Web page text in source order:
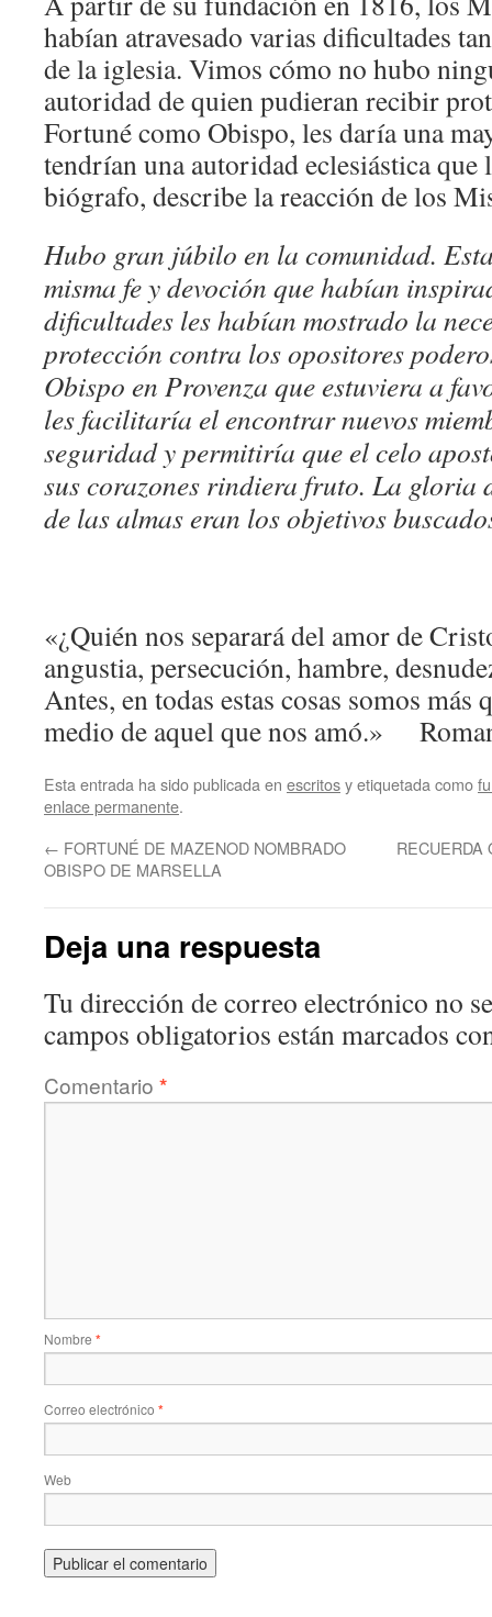
habían atravesado varias dificultades
de la iglesia. Vimos cómo no hubo
autoridad de quien pudieran recibir
Fortuné como Obispo, les daría una
tendrían una autoridad eclesiástica que
biógrafo, describe la reacción de los
Hubo gran júbilo en la comunidad.
misma fe y devoción que habían
dificultades les habían mostrado la
protección contra los opositores
Obispo en Provenza que estuviera a
les facilitaría el encontrar nuevos
seguridad y permitiría que el celo
sus corazones rindiera fruto. La gloria
de las almas eran los objetivos
«¿Quién nos separará del amor de
angustia, persecución, hambre,
Antes, en todas estas cosas somos más
medio de aquel que nos amó.»
Esta entrada ha sido publicada en escritosy etiquetada como
enlace permanente.
← FORTUNÉ DE MAZENOD NOMBRADO
OBISPO DE MARSELLA
RECUERDA
Deja una respuesta
Tu dirección de correo electrónico no
campos obligatorios están marcados
Comentario *
Nombre *
Correo electrónico *
Web